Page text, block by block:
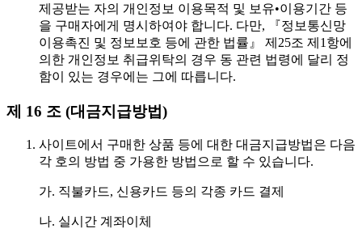
제공받는 자의 개인정보 이용목적 및 보유•이용기간 등
을 구매자에게 명시하여야 합니다. 다만, 『정보통신망
이용촉진 및 정보보호 등에 관한 법률』 제25조 제1항에
의한 개인정보 취급위탁의 경우 동 관련 법령에 달리 정
함이 있는 경우에는 그에 따릅니다.
제 16 조 (대금지급방법)
사이트에서 구매한 상품 등에 대한 대금지급방법은 다음
각 호의 방법 중 가용한 방법으로 할 수 있습니다.
가. 직불카드, 신용카드 등의 각종 카드 결제
나. 실시간 계좌이체